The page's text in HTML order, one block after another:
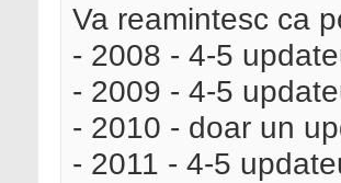
Va reamintesc ca
- 2008 - 4-5
- 2009 - 4-5
- 2010 - doar un
- 2011 - 4-5